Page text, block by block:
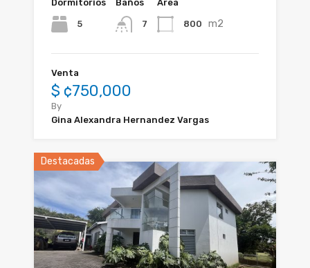
Dormitorios
5
Baños
7
Área
800 m2
Venta
$ ¢750,000
By
Gina Alexandra Hernandez Vargas
Destacadas